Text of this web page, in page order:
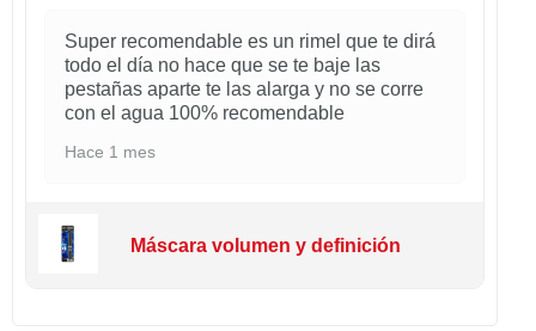
Super recomendable es un rimel que te dirá
todo el día no hace que se te baje las
pestañas aparte te las alarga y no se corre
con el agua 100% recomendable
Hace 1 mes
Máscara volumen y definición